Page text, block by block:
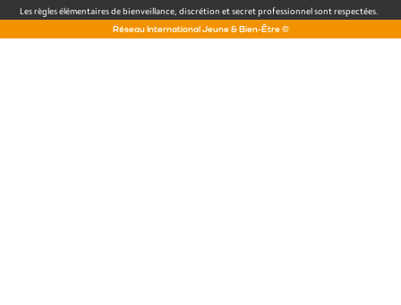
Les règles élémentaires de bienveillance, discrétion et secret professionnel sont respectées.
Réseau International Jeune & Bien-Être ©